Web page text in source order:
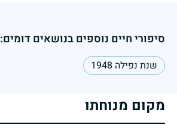
סיפורי חיים נוספים בנושאים דומים:
שנת נפילה 1948
מקום מנוחתו